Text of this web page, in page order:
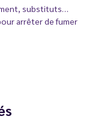
substituts…
arrêter de fumer